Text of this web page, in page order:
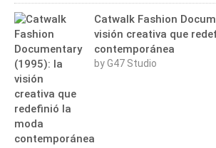
Catwalk Fashion
visión creativa que
contemporánea
by G47 Studio